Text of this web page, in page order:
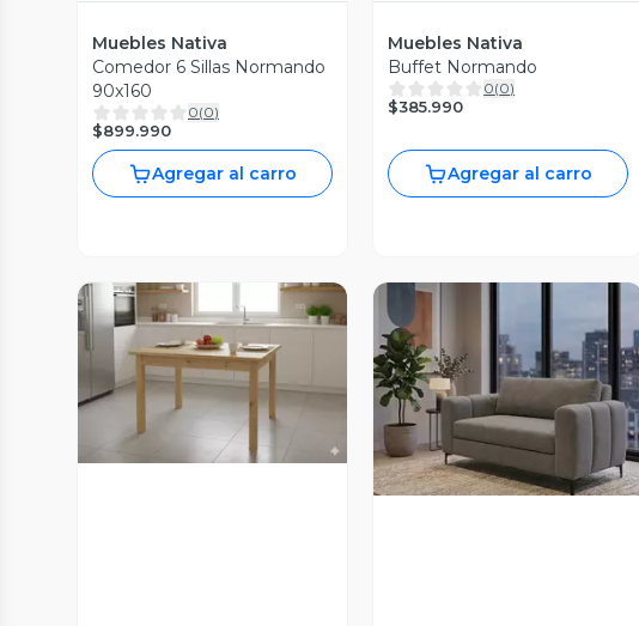
Muebles Nativa
Comedor 6 Sillas Normando
90x160
0(0)
$899.990
Agregar al carro
Muebles Nativa
Buffet Normando
0(0)
$385.990
Agregar al carro
Vista Previa
Vista Previa